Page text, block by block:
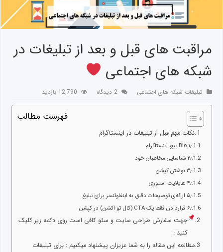
مراقبت های قبل و بعد از تبلیغات در
شبکه های اجتماعی
تبلیغات شبکه های اجتماعی 2 دیدگاه 12,790 بازدید
فهرست مطالب
نکات مهم قبل از تبلیغات در اینستاگرام
۱٫ Bio پیج اینستاگرام
۲٫ شناسایی مخاطبان خود
۳٫ نوشتن کپشن
۴٫ هایلایت استوری
۵٫ ارائه‌ی توضیحات دقیق به اینفلوئنسر برای تبلیغ
۶٫ قراردادن فقط یک CTA (کال تو اکشن) در کپشن
جهت سفارش طراحی سایت و سئو کافی است روی دکمه زیر کلیک
کنید :
مطالعه این مقاله را به شما عزیزان پیشنهاد میکنیم : برای تبلیغات